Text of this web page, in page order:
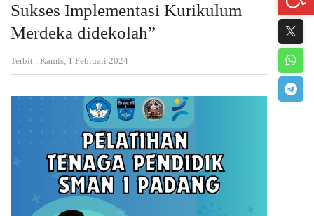
Sukses Implementasi Kurikulum
Merdeka didekolah”
Terbit : Kamis, 1 Februari 2024